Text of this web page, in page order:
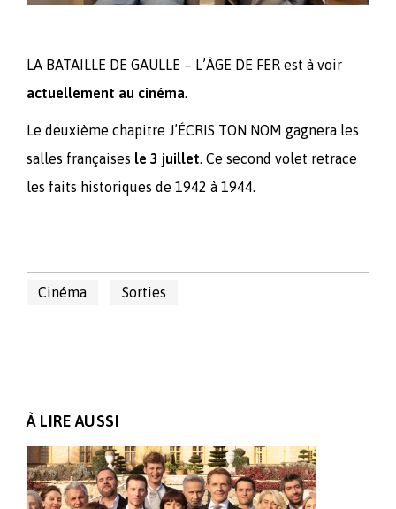
LA BATAILLE DE GAULLE – L’ÂGE DE FER est à voir
actuellement au cinéma.
Le deuxième chapitre J’ÉCRIS TON NOM gagnera les
salles françaises le 3 juillet. Ce second volet retrace
les faits historiques de 1942 à 1944.
Cinéma Sorties
À LIRE AUSSI